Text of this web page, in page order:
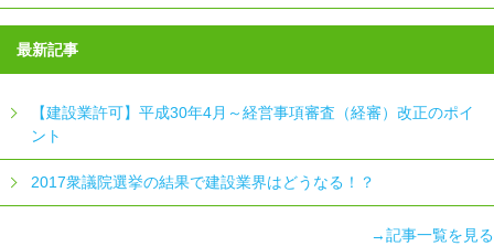
最新記事
【建設業許可】平成30年4月～経営事項審査（経審）改正のポイ
ント
2017衆議院選挙の結果で建設業界はどうなる！？
→記事一覧を見る